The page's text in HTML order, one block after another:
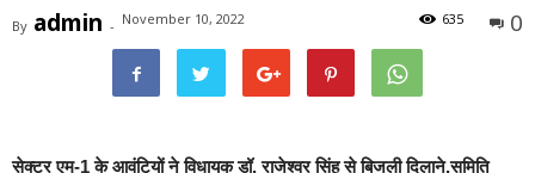
By admin - November 10, 2022 0
635
सेक्टर एम-1 के आवंटियों ने विधायक डॉ. राजेश्वर सिंह से बिजली दिलाने,समिति